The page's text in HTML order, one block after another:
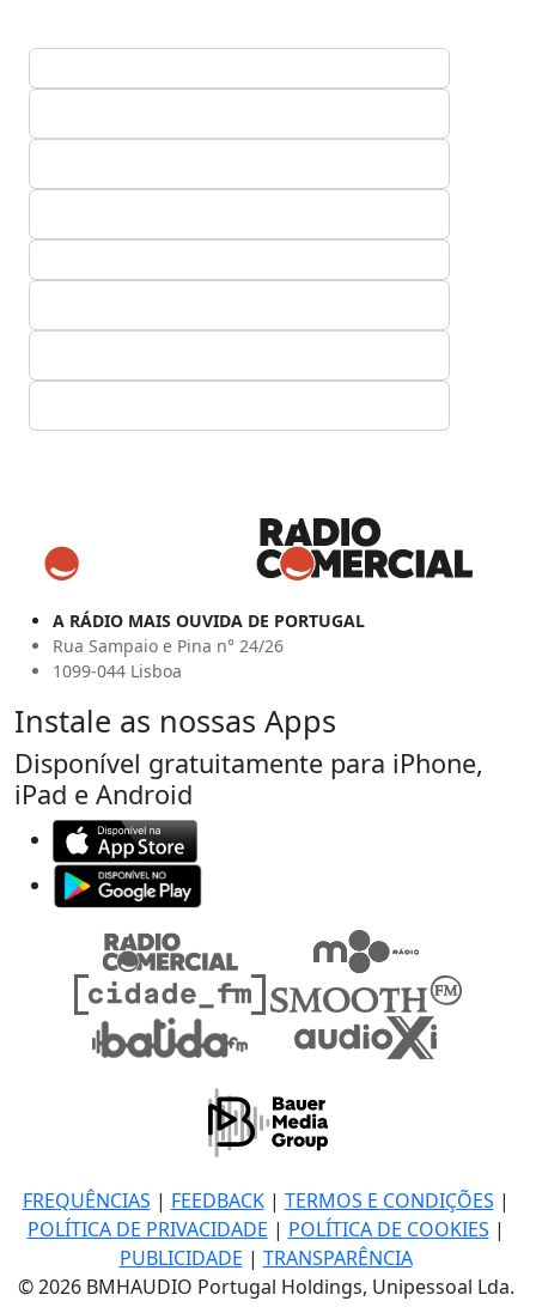
A RÁDIO MAIS OUVIDA DE PORTUGAL
Rua Sampaio e Pina n° 24/26
1099-044 Lisboa
Instale as nossas Apps
Disponível gratuitamente para iPhone,
iPad e Android
FREQUÊNCIAS | FEEDBACK| TERMOS E CONDIÇÕES |
POLÍTICA DE PRIVACIDADE | POLÍTICA DE COOKIES |
PUBLICIDADE | TRANSPARÊNCIA
© 2026 BMHAUDIO Portugal Holdings, Unipessoal Lda.